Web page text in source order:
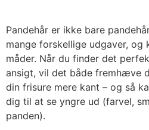
Pandehår er ikke bare
mange forskellige udgaver, og
måder. Når du finder det
ansigt, vil det både fremhæve
din frisure mere kant – og så
dig til at se yngre ud (farvel,
panden).